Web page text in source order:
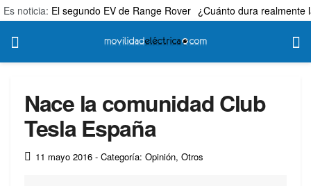
Es noticia: El segundo EV de Range Rover ¿Cuánto dura realmente
Nace la comunidad Club
Tesla España
11 mayo 2016 - Categoría: Opinión, Otros